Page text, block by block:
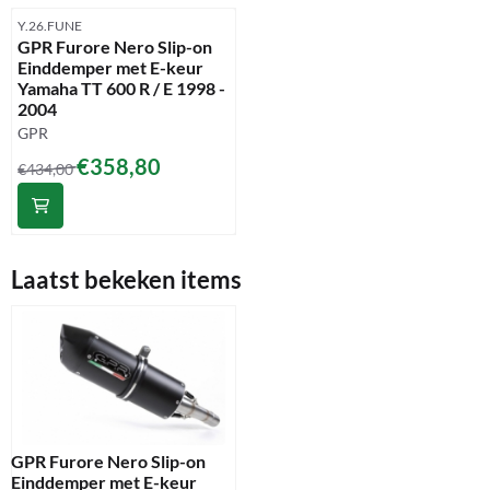
Artikelnummer
Y.26.FUNE
GPR Furore Nero Slip-on
Einddemper met E-keur
Yamaha TT 600 R / E 1998 -
2004
Merk:
GPR
Van 434,00 voor 358,80
€434,00€358,80
Laatst bekeken items
GPR Furore Nero Slip-on
Einddemper met E-keur